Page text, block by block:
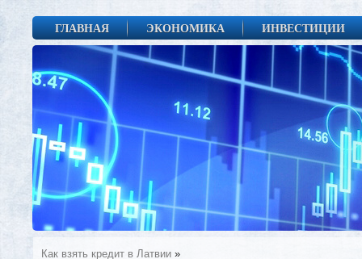
ГЛАВНАЯ ЭКОНОМИКА ИНВЕСТИЦИИ
Как взять кредит в Латвии »